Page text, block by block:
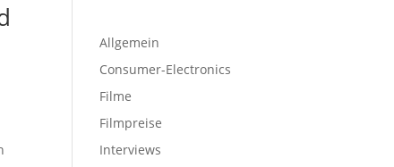
Allgemein
Consumer-Electronics
Filme
Filmpreise
Interviews